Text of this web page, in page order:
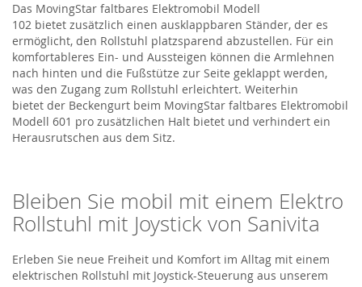
Das MovingStar faltbares Elektromobil Modell
102 bietet zusätzlich einen ausklappbaren Ständer, der es
ermöglicht, den Rollstuhl platzsparend abzustellen. Für ein
komfortableres Ein- und Aussteigen können die Armlehnen
nach hinten und die Fußstütze zur Seite geklappt werden,
was den Zugang zum Rollstuhl erleichtert. Weiterhin
bietet der Beckengurt beim MovingStar faltbares Elektromobil
Modell 601 pro zusätzlichen Halt bietet und verhindert ein
Herausrutschen aus dem Sitz.
Bleiben Sie mobil mit einem Elektro
Rollstuhl mit Joystick von Sanivita
Erleben Sie neue Freiheit und Komfort im Alltag mit einem
elektrischen Rollstuhl mit Joystick-Steuerung aus unserem